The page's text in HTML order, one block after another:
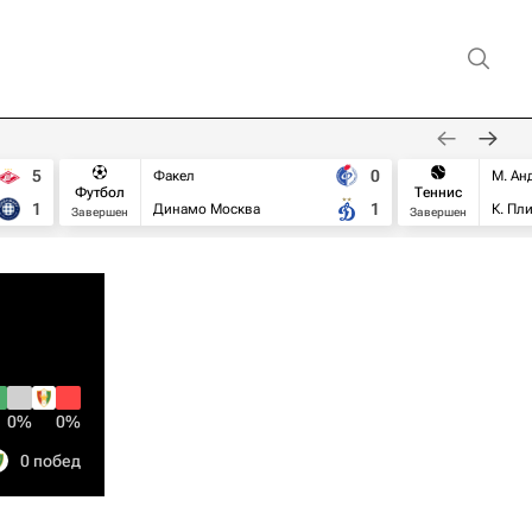
5
1
Футбол
Завершен
Факел
Динамо Москва
0
1
Теннис
Завершен
М.
К.
0% 0%
0 побед